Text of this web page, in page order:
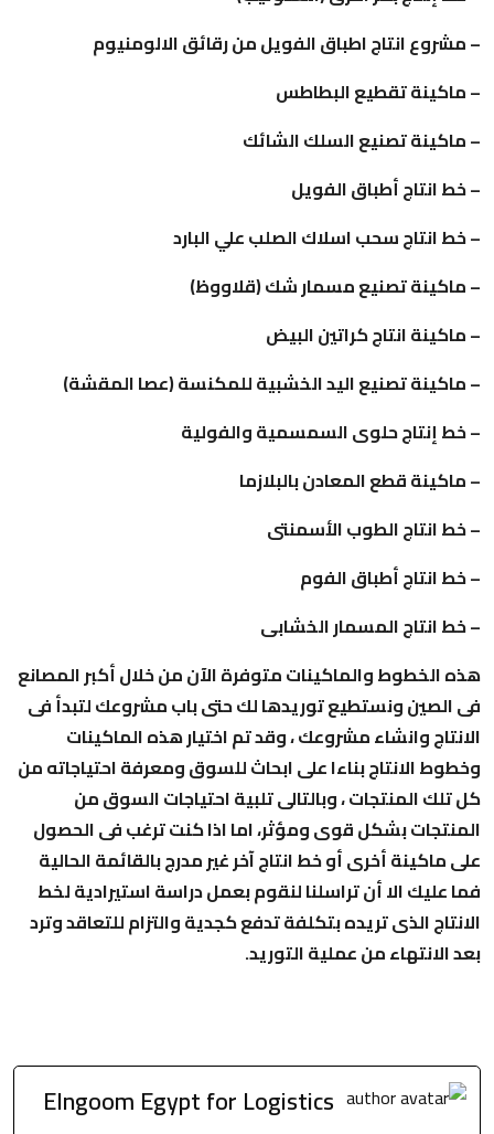
– مشروع انتاج اطباق الفويل من رقائق الالومنيوم
– ماكينة تقطيع البطاطس
– ماكينة تصنيع السلك الشائك
– خط انتاج أطباق الفويل
– خط انتاج سحب اسلاك الصلب علي البارد
– ماكينة تصنيع مسمار شك (قلاووظ)
– ماكينة انتاج كراتين البيض
– ماكينة تصنيع اليد الخشبية للمكنسة (عصا المقشة)
– خط إنتاج حلوى السمسمية والفولية
– ماكينة قطع المعادن بالبلازما
– خط انتاج الطوب الأسمنتى
– خط انتاج أطباق الفوم
– خط انتاج المسمار الخشابى
هذه الخطوط والماكينات متوفرة الآن من خلال أكبر المصانع
فى الصين ونستطيع توريدها لك حتى باب مشروعك لتبدأ فى
الانتاج وانشاء مشروعك ، وقد تم اختيار هذه الماكينات
وخطوط الانتاج بناءا على ابحاث للسوق ومعرفة احتياجاته من
كل تلك المنتجات ، وبالتالى تلبية احتياجات السوق من
المنتجات بشكل قوى ومؤثر، اما اذا كنت ترغب فى الحصول
على ماكينة أخرى أو خط انتاج آخر غير مدرج بالقائمة الحالية
فما عليك الا أنتراسلنالنقوم بعملدراسة استيراديةلخط
الانتاج الذى تريده بتكلفة تدفع كجدية والتزام للتعاقد وترد
بعد الانتهاء من عملية التوريد.
Elngoom Egypt for Logistics